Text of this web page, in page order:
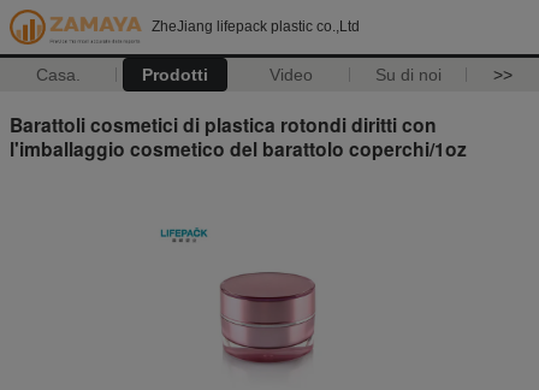
ZheJiang lifepack plastic co.,Ltd
Casa. Prodotti Video Su di noi >>
Barattoli cosmetici di plastica rotondi diritti con
l'imballaggio cosmetico del barattolo coperchi/1oz